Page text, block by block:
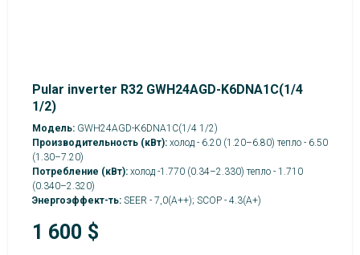
Pular inverter R32 GWH24AGD-K6DNA1C(1/4
1/2)
Модель: GWH24AGD-K6DNA1C(1/4 1/2)
Производительность (кВт): холод - 6.20 (1.20–6.80) тепло - 6.50
(1.30–7.20)
Потребление (кВт): холод -1.770 (0.34–2.330) тепло - 1.710
(0.340–2.320)
Энергоэффект-ть: SEER - 7,0(А++); SCOP - 4.3(A+)
1 600 $